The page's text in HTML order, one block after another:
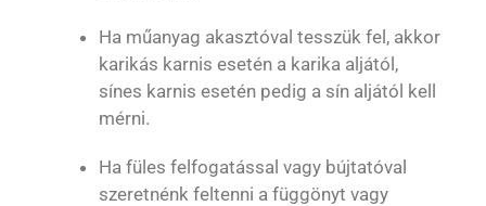
Ha műanyag akasztóval tesszük fel, akkor
karikás karnis esetén a karika aljától,
sínes karnis esetén pedig a sín aljától kell
mérni.
Ha füles felfogatással vagy bújtatóval
szeretnénk feltenni a függönyt vagy